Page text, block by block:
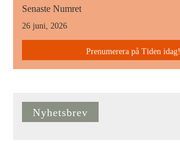
Senaste Numret
26 juni, 2026
Prenumerera på Tiden idag!
Nyhetsbrev